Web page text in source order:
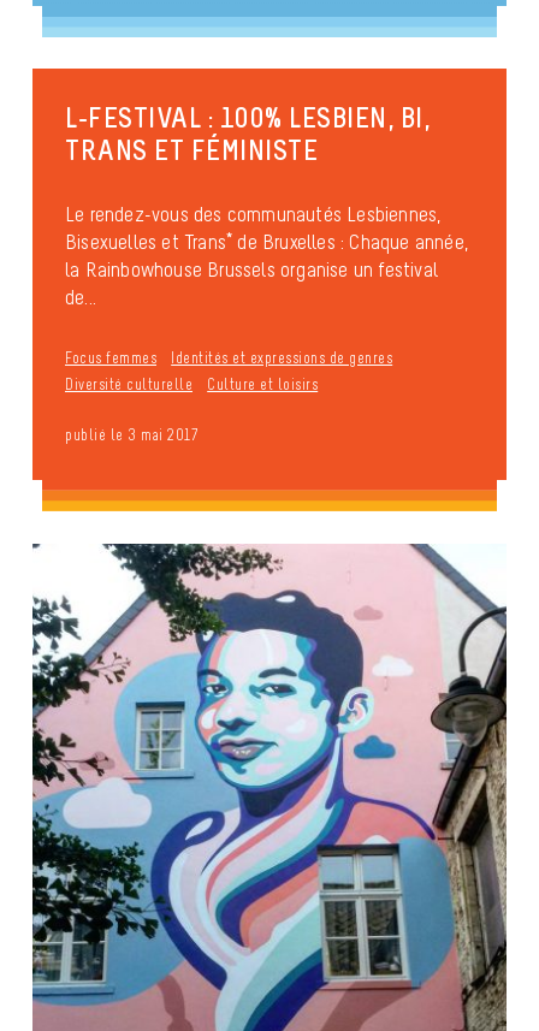
L-FESTIVAL : 100% LESBIEN, BI,
TRANS ET FÉMINISTE
Le rendez-vous des communautés Lesbiennes,
Bisexuelles et Trans* de Bruxelles : Chaque année,
la Rainbowhouse Brussels organise un festival
de...
Focus femmes
Identités et expressions de genres
Diversité culturelle
Culture et loisirs
publié le 3 mai 2017